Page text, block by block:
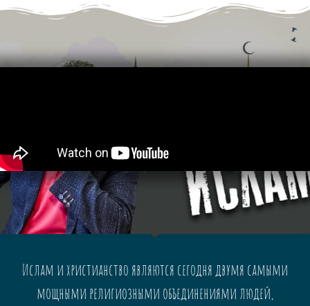
Ислам и христианство являются сегодня двумя самыми
мощными религиозными объединениями людей,